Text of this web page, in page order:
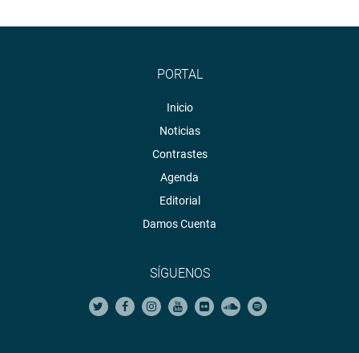
PORTAL
Inicio
Noticias
Contrastes
Agenda
Editorial
Damos Cuenta
SÍGUENOS